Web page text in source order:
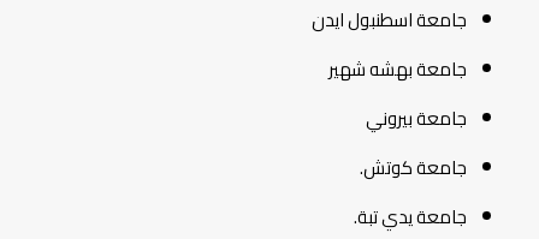
جامعة اسطنبول ايدن
جامعة بهشه شهير
جامعة بيروني
جامعة كوتش.
جامعة يدي تبة.